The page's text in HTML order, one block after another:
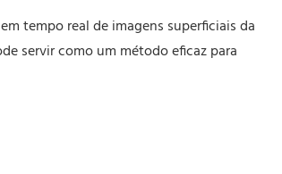
tempo real de imagens superficiais da
servir como um método eficaz para